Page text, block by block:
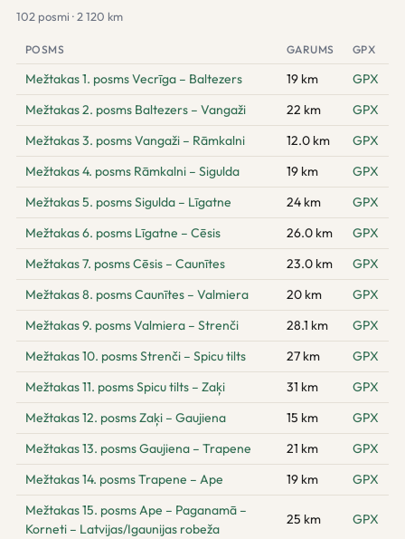
102 posmi · 2 120 km
POSMS GARUMS GPX
Mežtakas 1. posms Vecrīga – Baltezers 19 km
GPX
Mežtakas 2. posms Baltezers – Vangaži
22 km
GPX
Mežtakas 3. posms Vangaži – Rāmkalni
12.0 km
GPX
Mežtakas 4. posms Rāmkalni – Sigulda
19 km
GPX
Mežtakas 5. posms Sigulda – Līgatne
24 km
GPX
Mežtakas 6. posms Līgatne – Cēsis
26.0 km
GPX
Mežtakas 7. posms Cēsis – Caunītes
23.0 km
GPX
Mežtakas 8. posms Caunītes – Valmiera
20 km
GPX
Mežtakas 9. posms Valmiera – Strenči
28.1 km
GPX
Mežtakas 10. posms Strenči – Spicu tilts
27 km
GPX
Mežtakas 11. posms Spicu tilts – Zaķi
31 km
GPX
Mežtakas 12. posms Zaķi – Gaujiena
15 km
GPX
Mežtakas 13. posms Gaujiena – Trapene
21 km
GPX
Mežtakas 14. posms Trapene – Ape
19 km
GPX
Mežtakas 15. posms Ape – Paganamā –
Korneti – Latvijas/Igaunijas robeža
25 km GPX